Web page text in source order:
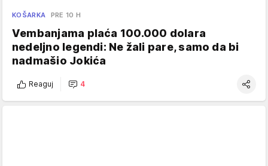
KOŠARKA PRE 10 H
Vembanjama plaća 100.000 dolara
nedeljno legendi: Ne žali pare, samo da bi
nadmašio Jokića
Reaguj 4